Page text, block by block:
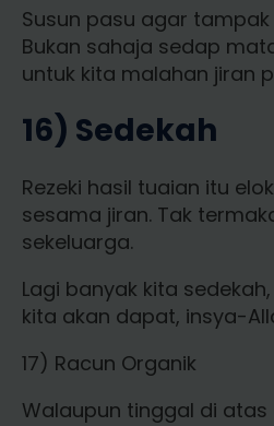
Susun pasu agar
Bukan sahaja sedap
untuk kita malahan jiran
16) Sedekah
Rezeki hasil tuaian itu
sesama jiran. Tak
sekeluarga.
Lagi banyak kita
kita akan dapat, insya-
17) Racun Organik
Walaupun tinggal di